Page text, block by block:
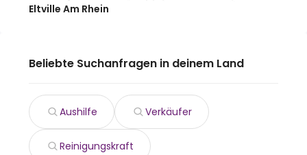
Eltville Am Rhein
Beliebte Suchanfragen in deinem Land
Aushilfe Verkäufer
Reinigungskraft